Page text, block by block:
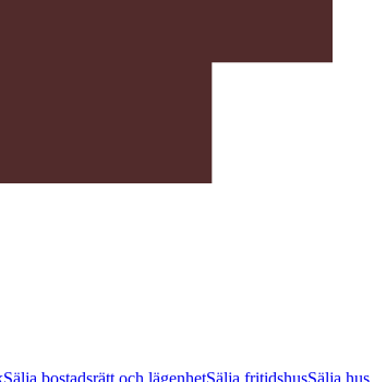
Sälja bostadsrätt och lägenhetSälja fritidshusSälja hus